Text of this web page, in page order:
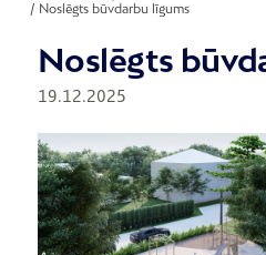
/ Noslēgts būvdarbu līgums
Noslēgts
19.12.2025